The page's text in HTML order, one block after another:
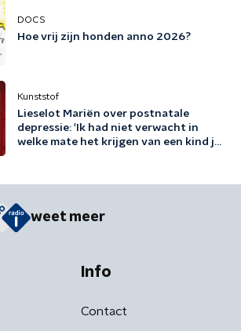
DOCS
Hoe vrij zijn honden anno 2026?
Kunststof
Lieselot Mariën over postnatale
depressie: 'Ik had niet verwacht in
welke mate het krijgen van een kind je
weet meer
Info
Contact